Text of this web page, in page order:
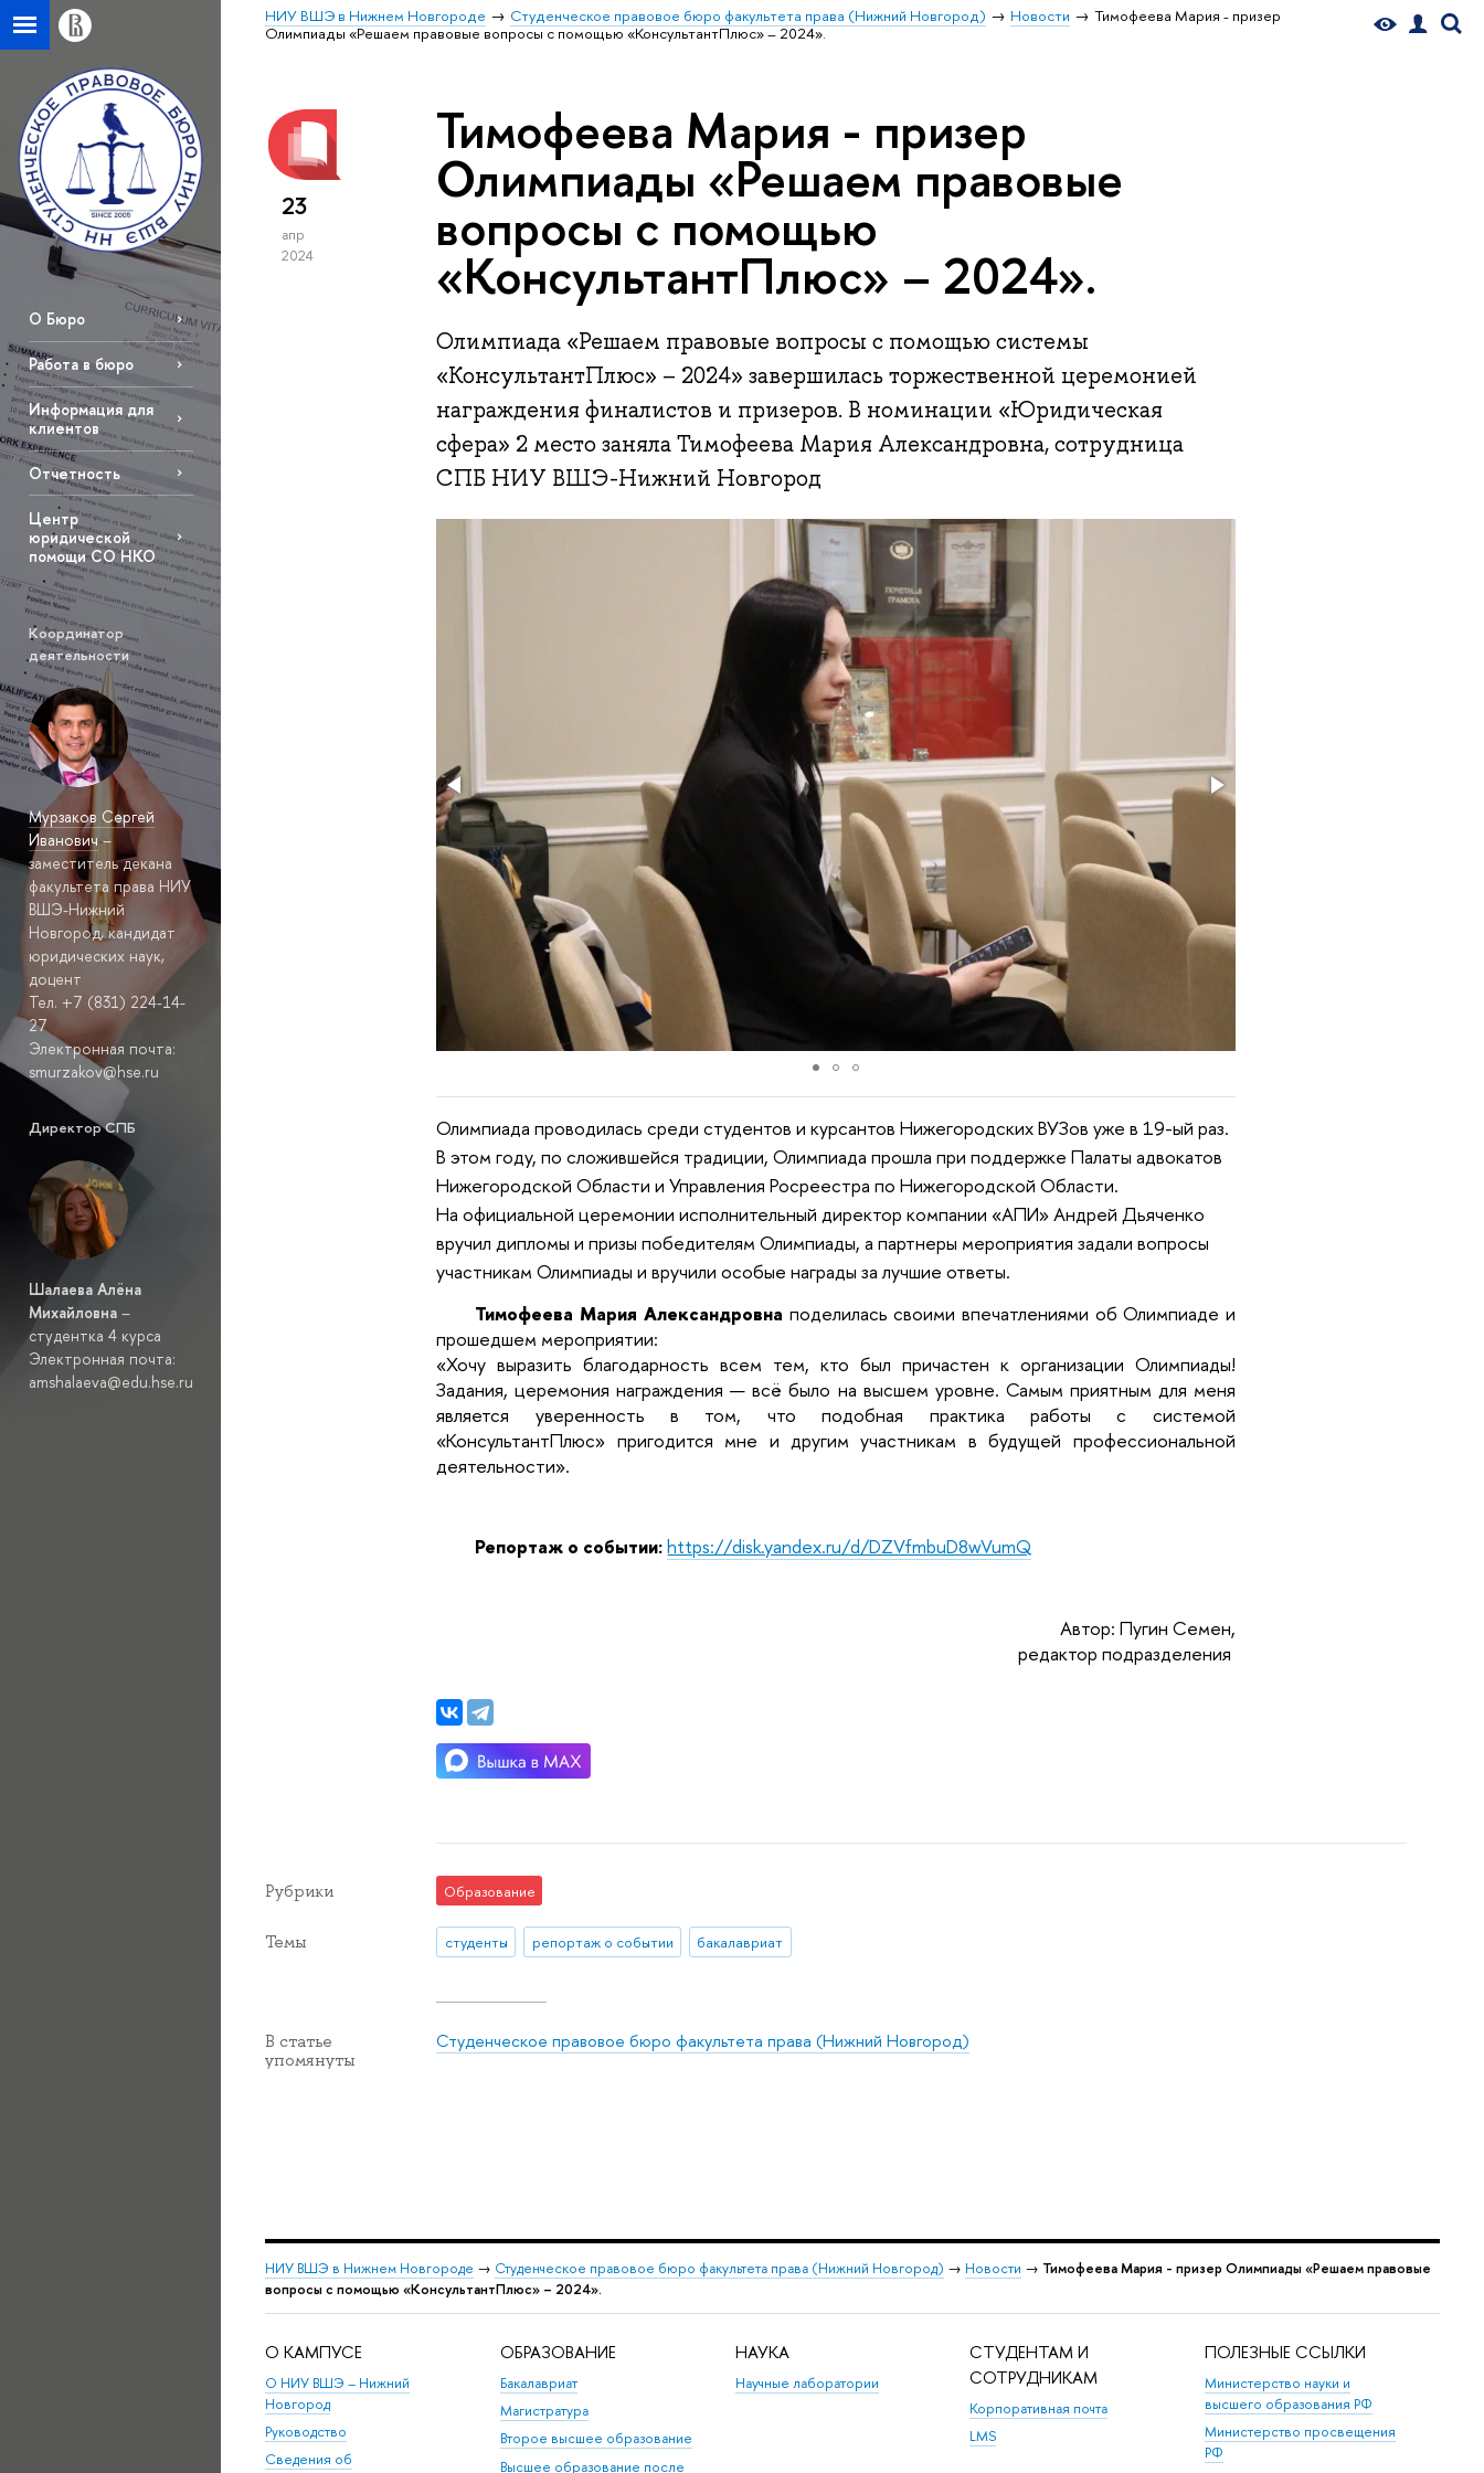
НИУ ВШЭ в Нижнем Новгороде Студенческое правовое бюро факультета права (Нижний Новгород) Новости
Тимофеева Мария - призер
Олимпиады «Решаем правовые вопросы с помощью «КонсультантПлюс» – 2024».
О Бюро
Работа в бюро
Информация для
клиентов
Отчетность
Центр
юридической
помощи СО НКО
Координатор
деятельности
Мурзаков Сергей
Иванович–
заместитель декана
факультета права НИУ
ВШЭ-Нижний
Новгород, кандидат
юридических наук,
доцент
Тел. +7 (831) 224-14-
27
Электронная почта:
smurzakov@hse.ru
Директор СПБ
Шалаева Алёна
Михайловна –
студентка 4 курса
Электронная почта:
amshalaeva@edu.hse.ru
23
апр
2024
Тимофеева Мария - призер
Олимпиады «Решаем правовые
вопросы с помощью
«КонсультантПлюс» – 2024».
Олимпиада «Решаем правовые вопросы с помощью системы
«КонсультантПлюс» – 2024» завершилась торжественной церемонией
награждения финалистов и призеров. В номинации «Юридическая
сфера» 2 место заняла Тимофеева Мария Александровна, сотрудница
СПБ НИУ ВШЭ-Нижний Новгород
Олимпиада проводилась среди студентов и курсантов Нижегородских ВУЗов уже в 19-ый раз.
В этом году, по сложившейся традиции, Олимпиада прошла при поддержке Палаты адвокатов
Нижегородской Области и Управления Росреестра по Нижегородской Области.
На официальной церемонии исполнительный директор компании «АПИ» Андрей Дьяченко
вручил дипломы и призы победителям Олимпиады, а партнеры мероприятия задали вопросы
участникам Олимпиады и вручили особые награды за лучшие ответы.
Тимофеева Мария Александровна поделилась своими впечатлениями об Олимпиаде и
прошедшем мероприятии:
«Хочу выразить благодарность всем тем, кто был причастен к организации Олимпиады!
Задания, церемония награждения — всё было на высшем уровне. Самым приятным для меня
является уверенность в том, что подобная практика работы с системой
«КонсультантПлюс» пригодится мне и другим участникам в будущей профессиональной
деятельности».
Репортаж о событии:https://disk.yandex.ru/d/DZVfmbuD8wVumQ
Автор: Пугин Семен,
редактор подразделения
Рубрики Образование
Темы студенты репортаж о событии бакалавриат
В статье
упомянуты
Студенческое правовое бюро факультета права (Нижний Новгород)
НИУ ВШЭ в Нижнем Новгороде → Студенческое правовое бюро факультета права (Нижний Новгород) → Новости → Тимофеева Мария - призер Олимпиады «Решаем правовые
вопросы с помощью «КонсультантПлюс» – 2024».
О КАМПУСЕ
О НИУ ВШЭ – Нижний
Новгород
Руководство
Сведения об
ОБРАЗОВАНИЕ
Бакалавриат
Магистратура
Второе высшее образование
Высшее образование после
НАУКА
Научные лаборатории
СТУДЕНТАМ И
СОТРУДНИКАМ
Корпоративная почта
LMS
ПОЛЕЗНЫЕ ССЫЛКИ
Министерство науки и
высшего образования РФ
Министерство просвещения
РФ